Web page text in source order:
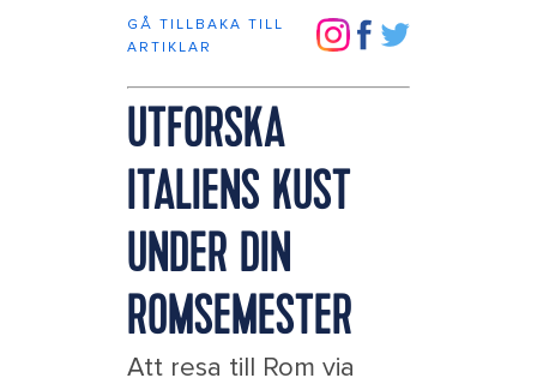
GÅ TILLBAKA TILL
ARTIKLAR
UTFORSKA
ITALIENS KUST
UNDER DIN
ROMSEMESTER
Att resa till Rom via